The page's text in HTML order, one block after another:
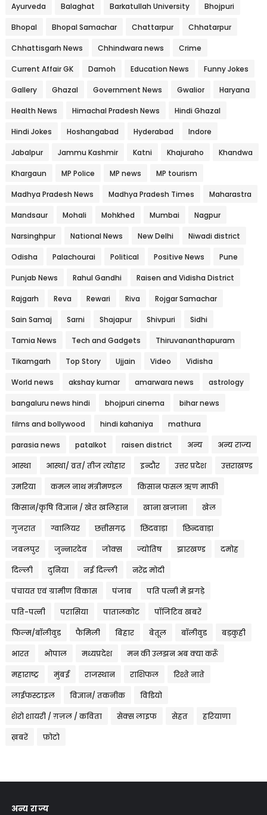
Ayurveda Balaghat Barkatullah University Bhojpuri
Bhopal Bhopal Samachar Chattarpur Chhatarpur
Chhattisgarh News Chhindwara news Crime
Current Affair GK Damoh Education News Funny Jokes
Gallery Ghazal Government News Gwalior Haryana
Health News Himachal Pradesh News Hindi Ghazal
Hindi Jokes Hoshangabad Hyderabad Indore
Jabalpur Jammu Kashmir Katni Khajuraho Khandwa
Khargaun MP Police MP news MP tourism
Madhya Pradesh News Madhya Pradesh Times Maharastra
Mandsaur Mohali Mohkhed Mumbai Nagpur
Narsinghpur National News New Delhi Niwadi district
Odisha Palachourai Political Positive News Pune
Punjab News Rahul Gandhi Raisen and Vidisha District
Rajgarh Reva Rewari Riva Rojgar Samachar
Sain Samaj Sarni Shajapur Shivpuri Sidhi
Tamia News Tech and Gadgets Thiruvananthapuram
Tikamgarh Top Story Ujjain Video Vidisha
World news akshay kumar amarwara news astrology
bangaluru news hindi bhojpuri cinema bihar news
films and bollywood hindi kahaniya mathura
parasia news patalkot raisen district अन्य अन्य राज्य
आस्था आस्था/ व्रत/ तीज त्‍योहार इन्दौर उत्तर प्रदेश उत्तराखण्ड
उमरिया कमल नाथ मंत्रीमण्डल किसान फसल ऋण माफी
किसान/कृषि विज्ञान / खेत खलिहान खाना खज़ाना खेल
गुजरात ग्वालियर छत्तीसगढ़ छिंदवाड़ा छिन्दवाड़ा
जबलपुर जुन्नारदेव जोक्स ज्योतिष झारखण्ड दमोह
दिल्ली दुनिया नई दिल्ली नरेंद्र मोदी
पंचायत एवं ग्रामीण विकास पंजाब पति पत्नी में झगड़े
पति-पत्नी परासिया पातालकोट पॉजिटिव खबरें
फिल्म/बॉलीवुड फैमिली बिहार बेतूल बॉलीवुड बड़कुही
भारत भोपाल मध्यप्रदेश मन की उलझन अब क्या करूँ
महाराष्ट्र मुंबई राजस्थान राशिफल रिश्ते नाते
लाईफस्टाइल विज्ञान/ तकनीक विडियो
शेरो शायरी / ग़ज़ल / कविता सेक्स लाइफ सेहत हरियाणा
ख़बरें फ़ोटो
अन्य राज्य